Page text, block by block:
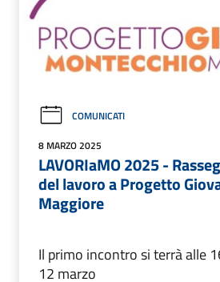
COMUNICATI
8 MARZO 2025
LAVORIaMO 2025 -
del lavoro a Progetto
Maggiore
Il primo incontro si terrà alle
12 marzo